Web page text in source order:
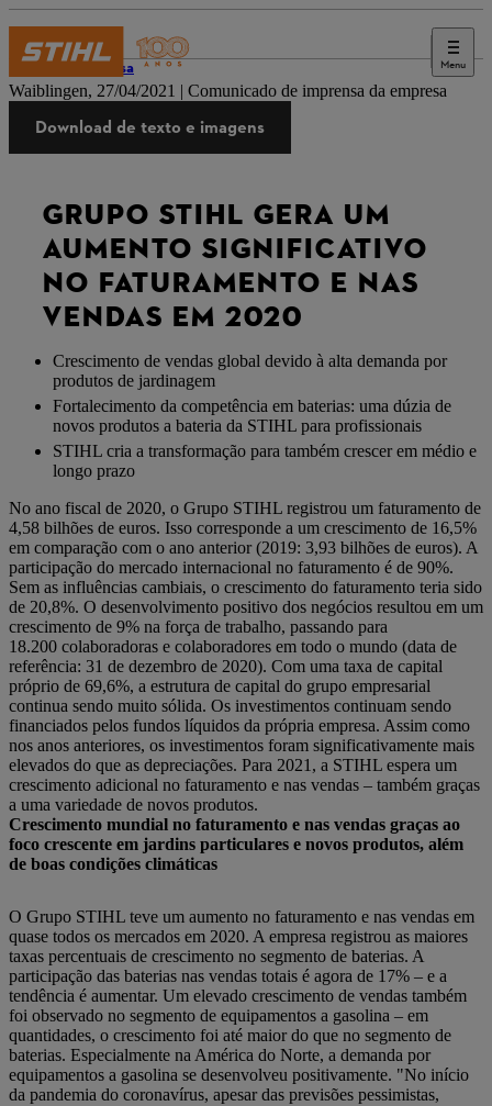
Menu
Imprensa
Waiblingen, 27/04/2021 | Comunicado de imprensa da empresa
Download de texto e imagens
GRUPO STIHL GERA UM
AUMENTO SIGNIFICATIVO
NO FATURAMENTO E NAS
VENDAS EM 2020
Crescimento de vendas global devido à alta demanda por
produtos de jardinagem
Fortalecimento da competência em baterias: uma dúzia de
novos produtos a bateria da STIHL para profissionais
STIHL cria a transformação para também crescer em médio e
longo prazo
No ano fiscal de 2020, o Grupo STIHL registrou um faturamento de
4,58 bilhões de euros. Isso corresponde a um crescimento de 16,5%
em comparação com o ano anterior (2019: 3,93 bilhões de euros). A
participação do mercado internacional no faturamento é de 90%.
Sem as influências cambiais, o crescimento do faturamento teria sido
de 20,8%. O desenvolvimento positivo dos negócios resultou em um
crescimento de 9% na força de trabalho, passando para
18.200 colaboradoras e colaboradores em todo o mundo (data de
referência: 31 de dezembro de 2020). Com uma taxa de capital
próprio de 69,6%, a estrutura de capital do grupo empresarial
continua sendo muito sólida. Os investimentos continuam sendo
financiados pelos fundos líquidos da própria empresa. Assim como
nos anos anteriores, os investimentos foram significativamente mais
elevados do que as depreciações. Para 2021, a STIHL espera um
crescimento adicional no faturamento e nas vendas – também graças
a uma variedade de novos produtos.
Crescimento mundial no faturamento e nas vendas graças ao
foco crescente em jardins particulares e novos produtos, além
de boas condições climáticas
O Grupo STIHL teve um aumento no faturamento e nas vendas em
quase todos os mercados em 2020. A empresa registrou as maiores
taxas percentuais de crescimento no segmento de baterias. A
participação das baterias nas vendas totais é agora de 17% – e a
tendência é aumentar. Um elevado crescimento de vendas também
foi observado no segmento de equipamentos a gasolina – em
quantidades, o crescimento foi até maior do que no segmento de
baterias. Especialmente na América do Norte, a demanda por
equipamentos a gasolina se desenvolveu positivamente. "No início
da pandemia do coronavírus, apesar das previsões pessimistas,